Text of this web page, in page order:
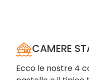
CAMERE
Ecco le nostre 4